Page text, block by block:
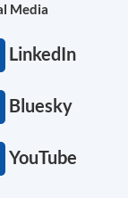
Media
LinkedIn
Bluesky
YouTube